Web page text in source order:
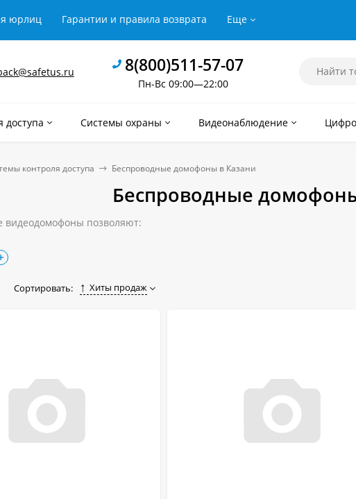
юрлиц Гарантии и правила возврата Еще
8(800)511-57-07
Пн-Вс 09:00—22:00
доступа Системы охраны Видеонаблюдение
контроля доступа Беспроводные домофоны в Казани
Беспроводные
видеодомофоны позволяют:
пространство за дверью и всех приходящих посетителей;
связь с гостями;
Сортировать: Хиты продаж